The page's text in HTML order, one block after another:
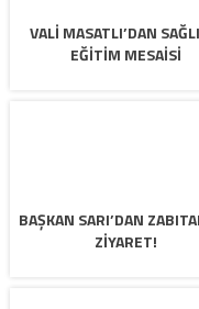
VALİ MASATLI’DAN
EĞİTİM MESAİSİ
BAŞKAN SARI’DAN
ZİYARET!